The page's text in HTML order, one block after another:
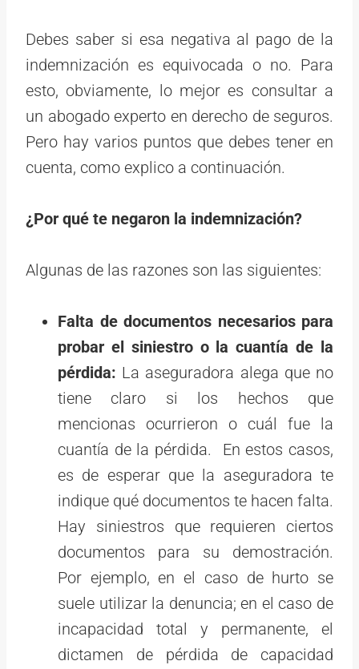
Debes saber si esa negativa al pago de la
indemnización es equivocada o no. Para
esto, obviamente, lo mejor es consultar a
un abogado experto en derecho de seguros.
Pero hay varios puntos que debes tener en
cuenta, como explico a continuación.
¿Por qué te negaron la indemnización?
Algunas de las razones son las siguientes:
Falta de documentos necesarios para
probar el siniestro o la cuantía de la
pérdida: La aseguradora alega que no
tiene claro si los hechos que
mencionas ocurrieron o cuál fue la
cuantía de la pérdida. En estos casos,
es de esperar que la aseguradora te
indique qué documentos te hacen falta.
Hay siniestros que requieren ciertos
documentos para su demostración.
Por ejemplo, en el caso de hurto se
suele utilizar la denuncia; en el caso de
incapacidad total y permanente, el
dictamen de pérdida de capacidad